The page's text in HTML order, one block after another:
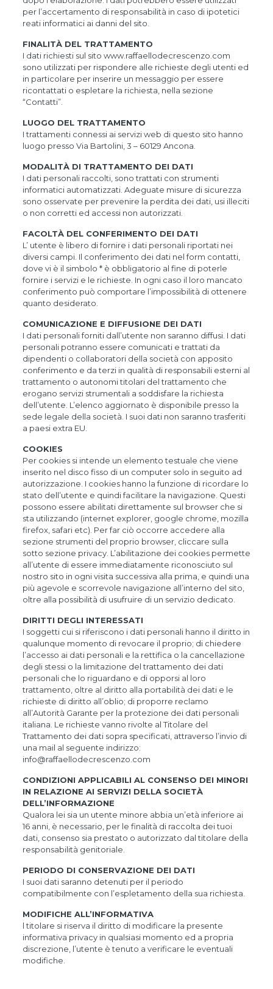
per l’accertamento di responsabilità in caso di ipotetici
reati informatici ai danni del sito.
FINALITÀ DEL TRATTAMENTO
I dati richiesti sul sito www.raffaellodecrescenzo.com
sono utilizzati per rispondere alle richieste degli utenti ed
in particolare per inserire un messaggio per essere
ricontattati o espletare la richiesta, nella sezione
“Contatti”.
LUOGO DEL TRATTAMENTO
I trattamenti connessi ai servizi web di questo sito hanno
luogo presso Via Bartolini, 3 – 60129 Ancona.
MODALITÀ DI TRATTAMENTO DEI DATI
I dati personali raccolti, sono trattati con strumenti
informatici automatizzati. Adeguate misure di sicurezza
sono osservate per prevenire la perdita dei dati, usi illeciti
o non corretti ed accessi non autorizzati.
FACOLTÀ DEL CONFERIMENTO DEI DATI
L’ utente è libero di fornire i dati personali riportati nei
diversi campi. Il conferimento dei dati nel form contatti,
dove vi è il simbolo * è obbligatorio al fine di poterle
fornire i servizi e le richieste. In ogni caso il loro mancato
conferimento può comportare l’impossibilità di ottenere
quanto desiderato.
COMUNICAZIONE E DIFFUSIONE DEI DATI
I dati personali forniti dall’utente non saranno diffusi. I dati
personali potranno essere comunicati e trattati da
dipendenti o collaboratori della società con apposito
conferimento e da terzi in qualità di responsabili esterni al
trattamento o autonomi titolari del trattamento che
erogano servizi strumentali a soddisfare la richiesta
dell’utente. L’elenco aggiornato è disponibile presso la
sede legale della società. I suoi dati non saranno trasferiti
a paesi extra EU.
COOKIES
Per cookies si intende un elemento testuale che viene
inserito nel disco fisso di un computer solo in seguito ad
autorizzazione. I cookies hanno la funzione di ricordare lo
stato dell’utente e quindi facilitare la navigazione. Questi
possono essere abilitati direttamente sul browser che si
sta utilizzando (internet explorer, google chrome, mozilla
firefox, safari etc). Per far ciò occorre accedere alla
sezione strumenti del proprio browser, cliccare sulla
sotto sezione privacy. L’abilitazione dei cookies permette
all’utente di essere immediatamente riconosciuto sul
nostro sito in ogni visita successiva alla prima, e quindi una
più agevole e scorrevole navigazione all’interno del sito,
oltre alla possibilità di usufruire di un servizio dedicato.
DIRITTI DEGLI INTERESSATI
I soggetti cui si riferiscono i dati personali hanno il diritto in
qualunque momento di revocare il proprio; di chiedere
l’accesso ai dati personali e la rettifica o la cancellazione
degli stessi o la limitazione del trattamento dei dati
personali che lo riguardano e di opporsi al loro
trattamento, oltre al diritto alla portabilità dei dati e le
richieste di diritto all’oblio; di proporre reclamo
all’Autorità Garante per la protezione dei dati personali
italiana. Le richieste vanno rivolte al Titolare del
Trattamento dei dati sopra specificati, attraverso l’invio di
una mail al seguente indirizzo:
info@raffaellodecrescenzo.com
CONDIZIONI APPLICABILI AL CONSENSO DEI MINORI
IN RELAZIONE AI SERVIZI DELLA SOCIETÀ
DELL’INFORMAZIONE
Qualora lei sia un utente minore abbia un’età inferiore ai
16 anni, è necessario, per le finalità di raccolta dei tuoi
dati, consenso sia prestato o autorizzato dal titolare della
responsabilità genitoriale.
PERIODO DI CONSERVAZIONE DEI DATI
I suoi dati saranno detenuti per il periodo
compatibilmente con l’espletamento della sua richiesta.
MODIFICHE ALL’INFORMATIVA
l titolare si riserva il diritto di modificare la presente
informativa privacy in qualsiasi momento ed a propria
discrezione, l’utente è tenuto a verificare le eventuali
modifiche.